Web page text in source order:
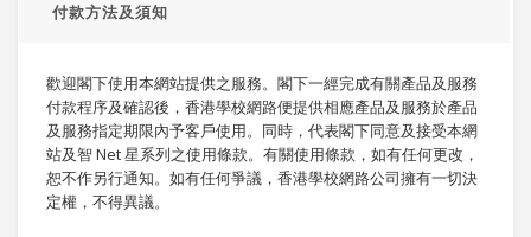
付款方法及須知
歡迎閣下使用本網站提供之服務。閣下一經完成有關產品及服務
付款程序及確認後，香港學校網路便提供相應產品及服務於產品
及服務指定期限內予客戶使用。同時，代表閣下同意及接受本網
站及智 Net 星系列之使用條款。有關使用條款，如有任何更改，
恕不作另行通知。如有任何爭議，香港學校網路公司擁有一切決
定權，不得異議。